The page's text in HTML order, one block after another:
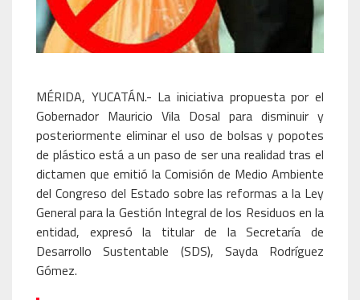
MÉRIDA, YUCATÁN.- La iniciativa propuesta por el
Gobernador Mauricio Vila Dosal para disminuir y
posteriormente eliminar el uso de bolsas y popotes
de plástico está a un paso de ser una realidad tras el
dictamen que emitió la Comisión de Medio Ambiente
del Congreso del Estado sobre las reformas a la Ley
General para la Gestión Integral de los Residuos en la
entidad, expresó la titular de la Secretaría de
Desarrollo Sustentable (SDS), Sayda Rodríguez
Gómez.